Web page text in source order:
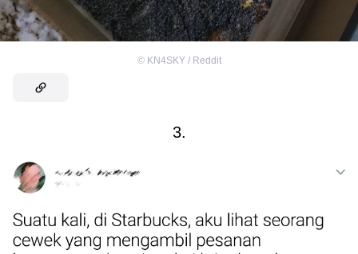
© KN4SKY / Reddit
3.